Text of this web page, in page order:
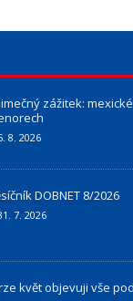
zážitek:
8. 2026
DOBNET 8/2026
7. 2026
květ objevuji vše